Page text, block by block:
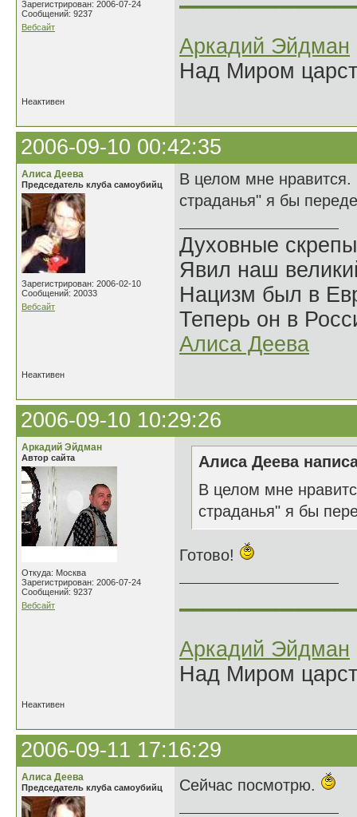
Зарегистрирован: 2006-07-24
Сообщений: 9237
Вебсайт
Аркадий Эйдман
Над Миром
Неактивен
2006-09-10 00:42:35
Алиса Деева
Председатель клуба самоубийц
Зарегистрирован: 2006-02-10
Сообщений: 20033
Вебсайт
В целом мне
страданья" я бы
Духовные
Явил наш
Нацизм был в
Теперь он в
Алиса Деева
Неактивен
2006-09-10 10:29:26
Аркадий Эйдман
Автор сайта
Откуда: Москва
Зарегистрирован: 2006-07-24
Сообщений: 9237
Вебсайт
Алиса Деева
В целом мне
страданья" я бы
Готово!
Аркадий Эйдман
Над Миром
Неактивен
2006-09-11 17:16:29
Алиса Деева
Председатель клуба самоубийц Сейчас посмотрю.